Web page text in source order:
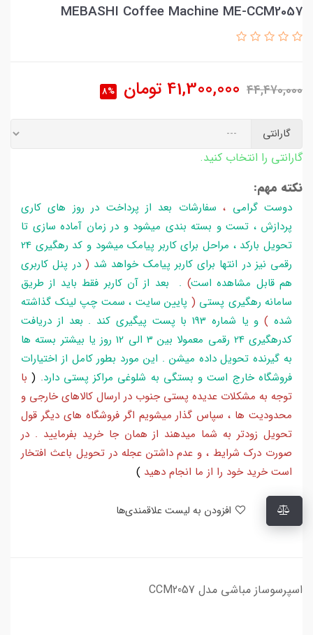
MEBASHI Coffee Machine ME-CCM2057
44,470,000
41,300,000 تومان 8%
گارانتی
گارانتی را انتخاب کنید.
نکته مهم:
دوست گرامی ،سفارشات بعد از پرداخت در روز های کاری
پردازش ، تست و بسته بندی میشود و در زمان آماده سازی تا
تحویل بارکد ، مراحل برای کاربر پیامک میشود و کد رهگیری 24
رقمی نیز در انتها برای کاربر پیامک خواهد شد ( در پنل کاربری
هم قابل مشاهده است) . بعد از آن کاربر فقط باید از طریق
سامانه رهگیری پستی ( پایین سایت ، سمت چپ لینک گذاشته
شده )
و یا شماره 193 با پست پیگیری کند . بعد از دریافت
کدرهگیری 24 رقمی معمولا بین 3 الی 12 روز یا بیشتر بسته ها
به گیرنده تحویل داده میشن . این مورد بطور کامل از اختیارات
فروشگاه خارج است و بستگی به شلوغی مراکز پستی دارد.
(با
توجه به مشکلات عدیده پستی جنوب در ارسال کالاهای خارجی و
محدودیت ها ، سپاس گذار میشویم اگر فروشگاه های دیگر قول
تحویل زودتر به شما میدهند از همان جا خرید بفرمایید . در
صورت درک شرایط ، و عدم داشتن عجله در تحویل باعث افتخار
است خرید خود را از ما انجام دهید )
اسپرسوساز مباشی مدل CCM2057